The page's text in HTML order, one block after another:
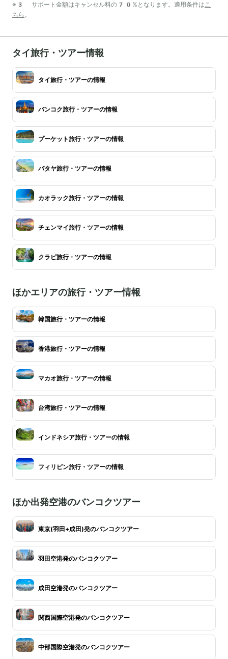
※3 サポート金額はキャンセル料の70%となります。適用条件はこ
ちら 。
タイ旅行・ツアー情報
タイ旅行・ツアーの情報
バンコク旅行・ツアーの情報
プーケット旅行・ツアーの情報
パタヤ旅行・ツアーの情報
カオラック旅行・ツアーの情報
チェンマイ旅行・ツアーの情報
クラビ旅行・ツアーの情報
ほかエリアの旅行・ツアー情報
韓国旅行・ツアーの情報
香港旅行・ツアーの情報
マカオ旅行・ツアーの情報
台湾旅行・ツアーの情報
インドネシア旅行・ツアーの情報
フィリピン旅行・ツアーの情報
ほか出発空港のバンコクツアー
東京(羽田+成田)発のバンコクツアー
羽田空港発のバンコクツアー
成田空港発のバンコクツアー
関西国際空港発のバンコクツアー
中部国際空港発のバンコクツアー